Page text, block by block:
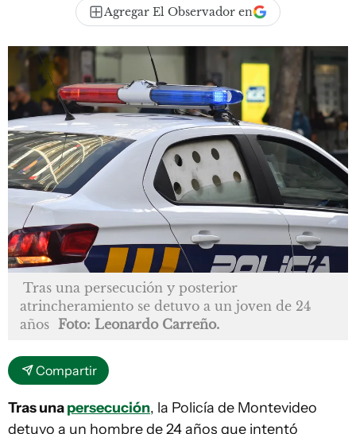
Agregar El Observador en
Tras una persecución y posterior
atrincheramiento se detuvo a un joven de 24
años Foto: Leonardo Carreño.
Compartir
Tras unapersecución, la Policía de Montevideo
detuvo a un hombre de 24 años que intentó